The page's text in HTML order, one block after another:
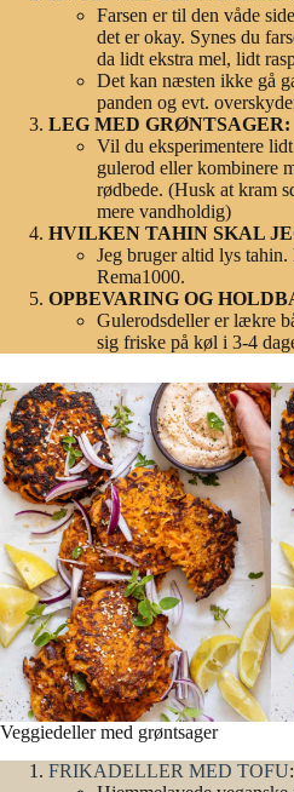
Farsen er til den våde
det er okay. Synes du
da lidt ekstra mel, lidt
Det kan næsten ikke gå
panden og evt.
LEG MED GRØNTSAGER:
Vil du eksperimentere
gulerod eller kombinere
rødbede. (Husk at kram
mere vandholdig)
HVILKEN TAHIN SKAL
Jeg bruger altid lys
Rema1000.
OPBEVARING OG
Gulerodsdeller er lækre
sig friske på køl i 3-4
Veggiedeller med grøntsager
FRIKADELLER MED TOFU: